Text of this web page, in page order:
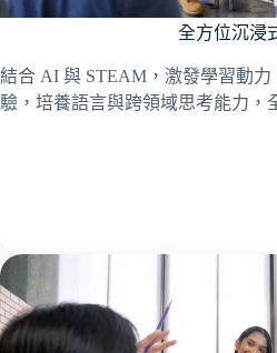
全方位沉浸
結合 AI 與 STEAM，激發學習動
驗，培養語言與跨領域思考能力，